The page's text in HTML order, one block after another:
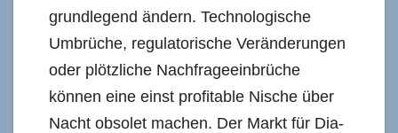
grundlegend ändern. Technologische
Umbrüche, regulatorische Veränderungen
oder plötzliche Nachfrageeinbrüche
können eine einst profitable Nische über
Nacht obsolet machen. Der Markt für Dia-